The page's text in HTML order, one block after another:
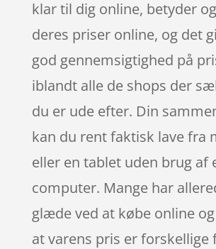
klar til dig online, betyder
deres priser online, og det
god gennemsigtighed på
iblandt alle de shops der
du er ude efter. Din
kan du rent faktisk lave fra
eller en tablet uden brug af
computer. Mange har
glæde ved at købe online
at varens pris er forskellige